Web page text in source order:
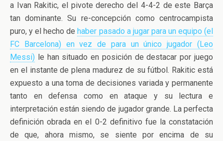
a Ivan Rakitic, el pivote derecho del 4-4-2 de este Barça
tan dominante. Su re-concepción como centrocampista
puro, y el hecho dehaber pasado a jugar para un equipo (el
FC Barcelona) en vez de para un único jugador (Leo
Messi) le han situado en posición de destacar por juego
en el instante de plena madurez de su fútbol. Rakitic está
expuesto a una toma de decisiones variada y permanente
tanto en defensa como en ataque y su lectura e
interpretación están siendo de jugador grande. La perfecta
definición obrada en el 0-2 definitivo fue la constatación
de que, ahora mismo, se siente por encima de su